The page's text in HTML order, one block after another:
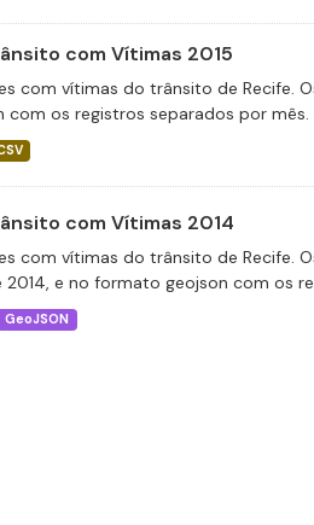
com Vítimas 2015
com vítimas do trânsito de Recife.
os registros separados por mês.
com Vítimas 2014
com vítimas do trânsito de Recife.
e no formato geojson com os
GeoJSON